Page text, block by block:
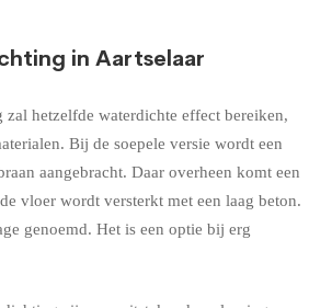
in Aartselaar
zal hetzelfde waterdichte effect bereiken,
Bij de soepele versie wordt een
aangebracht. Daar overheen komt een
vloer wordt versterkt met een laag beton.
genoemd. Het is een optie bij erg